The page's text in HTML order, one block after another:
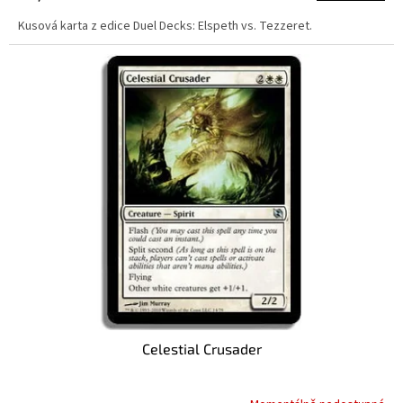
Kusová karta z edice Duel Decks: Elspeth vs. Tezzeret.
Celestial Crusader